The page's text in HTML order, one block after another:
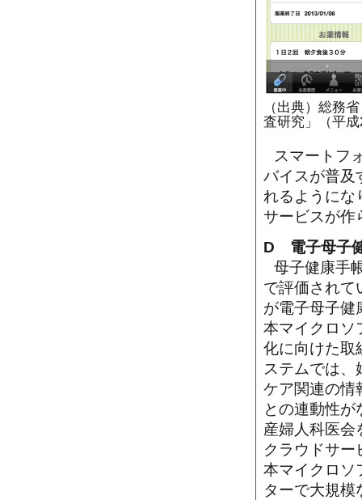
（出典）総務
査研究」（平
スマートフ
バイスが普及
れるようにな
サービスが作
D 電子母子
母子健康手
で評価されて
が電子母子健
本マイクロソ
化に向けた取
ステムでは
ケア関連の情
との連動性
産婦人科医会
クラウドサー
本マイクロソ
ターで大規模